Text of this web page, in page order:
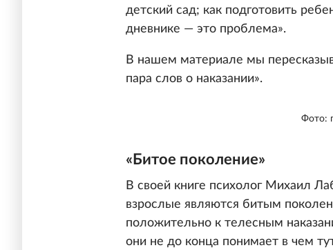
детский сад; как подготовить
дневнике — это проблема».
В нашем материале мы
пара слов о наказании».
Фото:
«Битое поколение»
В своей книге психолог Михаил
взрослые являются битым
положительно к телесным
они не до конца понимает в чем